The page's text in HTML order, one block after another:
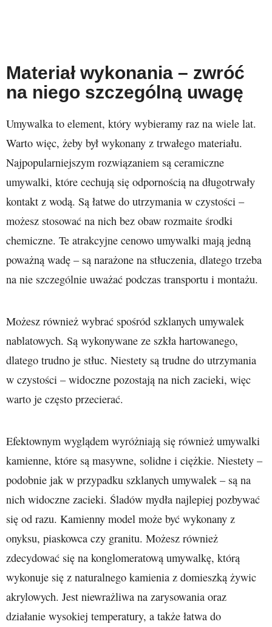
Materiał wykonania – zwróć
na niego szczególną uwagę
Umywalka to element, który wybieramy raz na wiele lat.
Warto więc, żeby był wykonany z trwałego materiału.
Najpopularniejszym rozwiązaniem są ceramiczne
umywalki, które cechują się odpornością na długotrwały
kontakt z wodą. Są łatwe do utrzymania w czystości –
możesz stosować na nich bez obaw rozmaite środki
chemiczne. Te atrakcyjne cenowo umywalki mają jedną
poważną wadę – są narażone na stłuczenia, dlatego trzeba
na nie szczególnie uważać podczas transportu i montażu.
Możesz również wybrać spośród szklanych umywalek
nablatowych. Są wykonywane ze szkła hartowanego,
dlatego trudno je stłuc. Niestety są trudne do utrzymania
w czystości – widoczne pozostają na nich zacieki, więc
warto je często przecierać.
Efektownym wyglądem wyróżniają się również umywalki
kamienne, które są masywne, solidne i ciężkie. Niestety –
podobnie jak w przypadku szklanych umywalek – są na
nich widoczne zacieki. Śladów mydła najlepiej pozbywać
się od razu. Kamienny model może być wykonany z
onyksu, piaskowca czy granitu. Możesz również
zdecydować się na konglomeratową umywalkę, którą
wykonuje się z naturalnego kamienia z domieszką żywic
akrylowych. Jest niewrażliwa na zarysowania oraz
działanie wysokiej temperatury, a także łatwa do